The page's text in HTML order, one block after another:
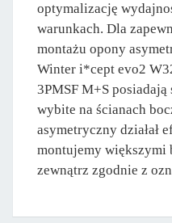
optymalizację
warunkach. Dla
montażu opony
Winter i*cept evo2
3PMSF M+S
wybite na ścianach
asymetryczny działał
montujemy większymi
zewnątrz zgodnie z